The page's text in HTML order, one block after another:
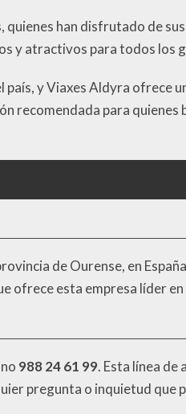
quienes han disfrutado de
y atractivos para todos los
y Viaxes Aldyra ofrece
recomendada para
de Ourense, en
esta empresa líder en
988 24 61 99. Esta línea de
pregunta o inquietud que